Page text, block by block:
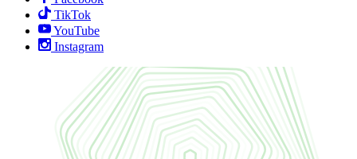
TikTok
YouTube
Instagram